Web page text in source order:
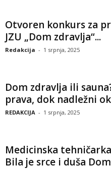
Otvoren konkurs za
JZU „Dom zdravlja“...
Redakcija - 1 srpnja, 2025
Dom zdravlja ili
prava, dok nadležni
REDAKCIJA - 1 srpnja, 2025
Medicinska
Bila je srce i duša